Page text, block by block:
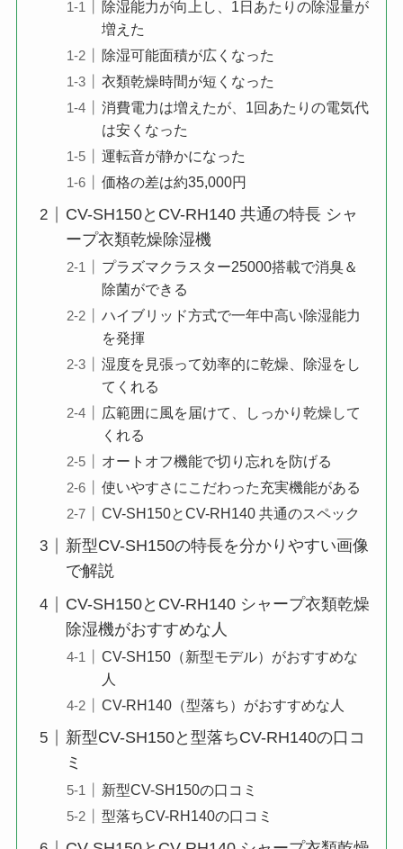
除湿能力が向上し、1日あたりの除湿量が
増えた
除湿可能面積が広くなった
衣類乾燥時間が短くなった
消費電力は増えたが、1回あたりの電気代
は安くなった
運転音が静かになった
価格の差は約35,000円
CV-SH150とCV-RH140 共通の特長 シャ
ープ衣類乾燥除湿機
プラズマクラスター25000搭載で消臭＆
除菌ができる
ハイブリッド方式で一年中高い除湿能力
を発揮
湿度を見張って効率的に乾燥、除湿をし
てくれる
広範囲に風を届けて、しっかり乾燥して
くれる
オートオフ機能で切り忘れを防げる
使いやすさにこだわった充実機能がある
CV-SH150とCV-RH140 共通のスペック
新型CV-SH150の特長を分かりやすい画像
で解説
CV-SH150とCV-RH140 シャープ衣類乾燥
除湿機がおすすめな人
CV-SH150（新型モデル）がおすすめな
人
CV-RH140（型落ち）がおすすめな人
新型CV-SH150と型落ちCV-RH140の口コ
ミ
新型CV-SH150の口コミ
型落ちCV-RH140の口コミ